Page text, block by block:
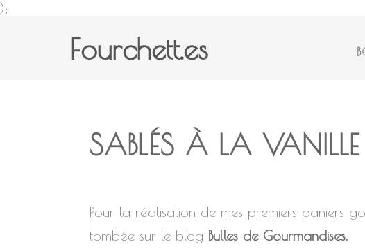
);
Fourchett.es
SABLÉS À LA
Pour la réalisation de mes premiers paniers
tombée sur le blog Bulles de Gourmandises.